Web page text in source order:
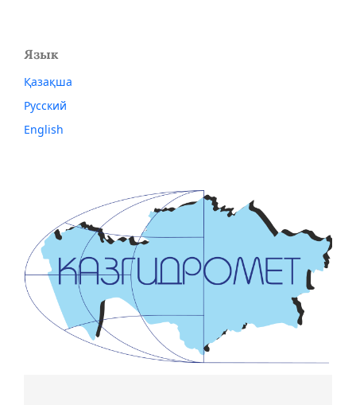
Язык
Қазақша
Русский
English